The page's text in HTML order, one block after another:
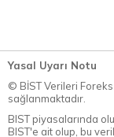
Yasal Uyarı Notu
© BİST Verileri
sağlanmaktadır.
BIST piyasalarında
BIST'e ait olup, bu